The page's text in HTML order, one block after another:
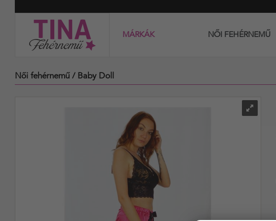
MÁRKÁK NŐI FEHÉRNEMŰ
Női fehérnemű / Baby Doll